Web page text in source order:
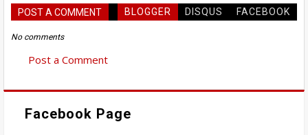
POST A COMMENT BLOGGER DISQUS FACEBOOK
No comments
Post a Comment
Facebook Page